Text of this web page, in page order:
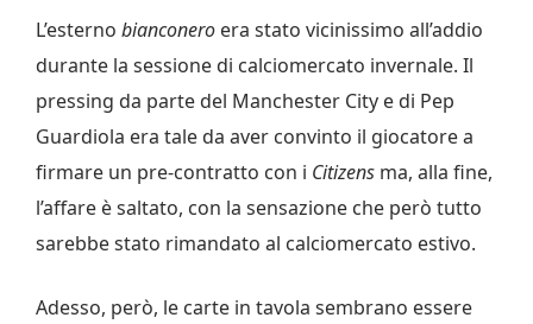
L’esterno bianconero era stato vicinissimo all’addio
durante la sessione di calciomercato invernale. Il
pressing da parte del Manchester City e di Pep
Guardiola era tale da aver convinto il giocatore a
firmare un pre-contratto con i Citizens ma, alla fine,
l’affare è saltato, con la sensazione che però tutto
sarebbe stato rimandato al calciomercato estivo.
Adesso, però, le carte in tavola sembrano essere